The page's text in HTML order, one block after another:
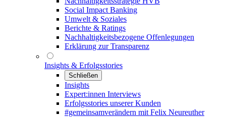
Social Impact Banking
Umwelt & Soziales
Berichte & Ratings
Nachhaltigkeitsbezogene Offenlegungen
Erklärung zur Transparenz
Insights & Erfolgsstories
Schließen
Insights
Expert:innen Interviews
Erfolgsstories unserer Kunden
#gemeinsamverändern mit Felix Neureuther